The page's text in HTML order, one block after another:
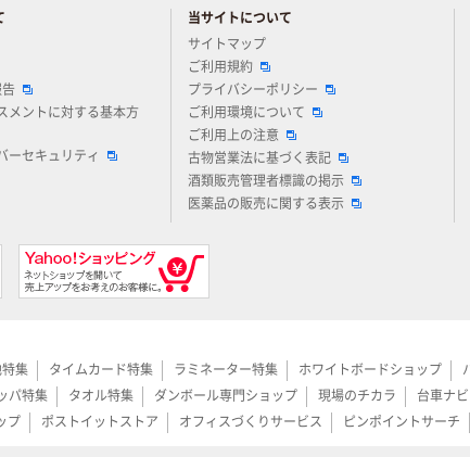
告
メントに対する基本方
ーセキュリティ
当サイトについて
サイトマップ
ご利用規約
プライバシーポリシー
ご利用環境について
ご利用上の注意
古物営業法に基づく表記
酒類販売管理者標識の掲示
医薬品の販売に関する表示
特集 タイムカード特集 ラミネーター特集 ホワイトボードショップ
パ特集 タオル特集 ダンボール専門ショップ 現場のチカラ 台車ナビ
プ ポストイットストア オフィスづくりサービス ピンポイントサーチ